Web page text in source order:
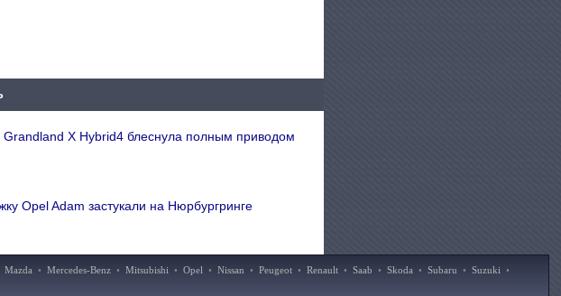
Grandland X Hybrid4 блеснула полным приводом
Opel Adam застукали на Нюрбургринге
Mazda • Mercedes-Benz • Mitsubishi • Opel • Nissan • Peugeot • Renault • Saab • Skoda • Subaru • Suzuki •